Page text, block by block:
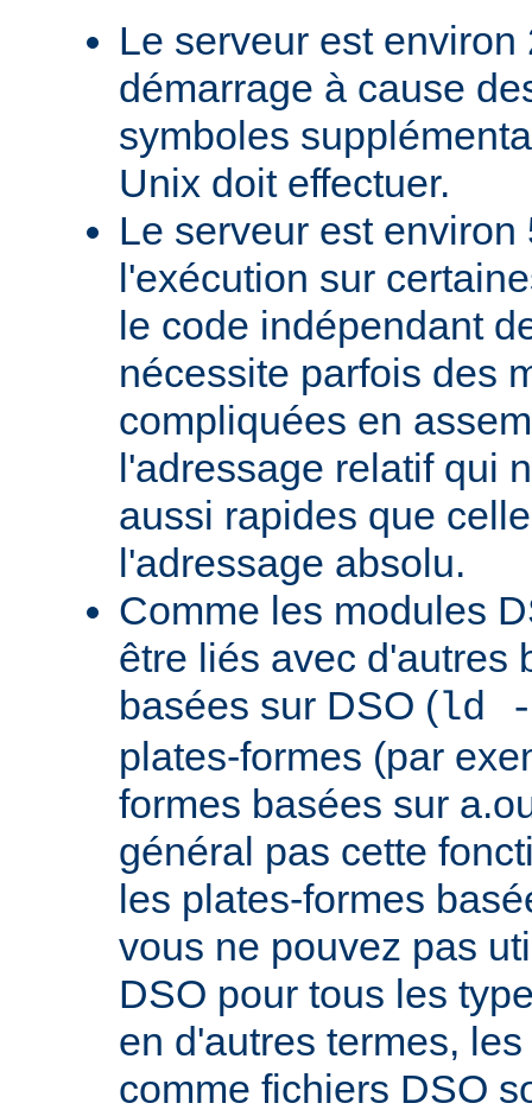
Le serveur est
démarrage à cause
symboles
Unix doit effectuer.
Le serveur est environ
l'exécution sur
le code indépendant
nécessite parfois des
compliquées en
l'adressage relatif qui
aussi rapides que
l'adressage absolu.
Comme les modules
être liés avec d'autres
basées sur DSO (ld
plates-formes (par
formes basées sur
général pas cette
les plates-formes
vous ne pouvez pas
DSO pour tous les
en d'autres termes,
comme fichiers DSO